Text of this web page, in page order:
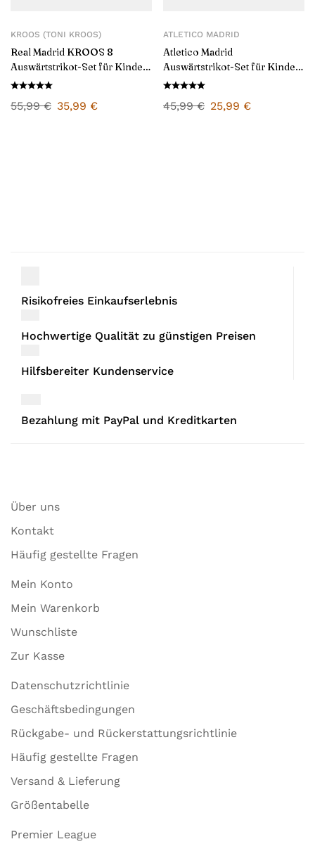
KROOS (TONI KROOS)
Real Madrid KROOS 8
Auswärtstrikot-Set für Kinder
24/25
55,99€ 35,99 €
ATLETICO MADRID
Atletico Madrid
Auswärtstrikot-Set für Kinder
2024/25
45,99€ 25,99 €
Risikofreies Einkaufserlebnis
Hochwertige Qualität zu günstigen Preisen
Hilfsbereiter Kundenservice
Bezahlung mit PayPal und Kreditkarten
Über uns
Kontakt
Häufig gestellte Fragen
Mein Konto
Mein Warenkorb
Wunschliste
Zur Kasse
Datenschutzrichtlinie
Geschäftsbedingungen
Rückgabe- und Rückerstattungsrichtlinie
Häufig gestellte Fragen
Versand & Lieferung
Größentabelle
Premier League